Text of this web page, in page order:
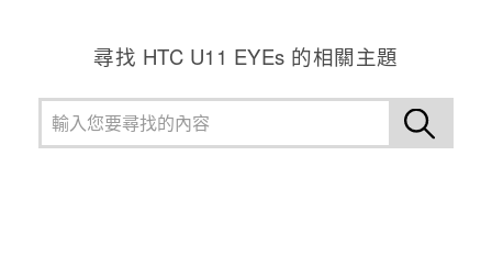
尋找 HTC U11 EYEs 的相關主題